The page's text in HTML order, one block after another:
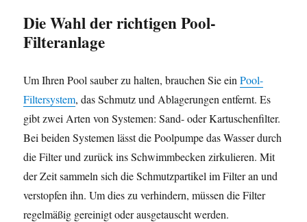
Die Wahl der richtigen Pool-
Filteranlage
Um Ihren Pool sauber zu halten, brauchen Sie einPool-
Filtersystem, das Schmutz und Ablagerungen entfernt. Es
gibt zwei Arten von Systemen: Sand- oder Kartuschenfilter.
Bei beiden Systemen lässt die Poolpumpe das Wasser durch
die Filter und zurück ins Schwimmbecken zirkulieren. Mit
der Zeit sammeln sich die Schmutzpartikel im Filter an und
verstopfen ihn. Um dies zu verhindern, müssen die Filter
regelmäßig gereinigt oder ausgetauscht werden.